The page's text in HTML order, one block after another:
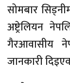
सोमबार
अष्ट्रेलियन
गैरआवासीय
जानकारी